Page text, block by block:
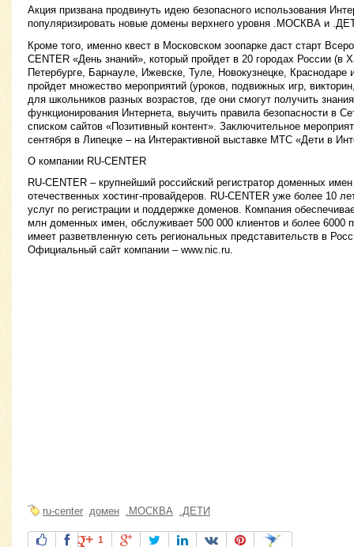
Акция призвана продвинуть идею безопасного использования
популяризировать новые домены верхнего уровня .МОСКВА и
Кроме того, именно квест в Московском зоопарке даст старт
CENTER «День знаний», который пройдет в 20 городах России (в
Петербурге, Барнауле, Ижевске, Туле, Новокузнецке,
пройдет множество мероприятий (уроков, подвижных игр,
для школьников разных возрастов, где они смогут получить
функционирования Интернета, выучить правила безопасности в
списком сайтов «Позитивный контент». Заключительное
сентября в Липецке – на Интерактивной выставке МТС «Дети в
О компании RU-CENTER
RU-CENTER – крупнейший российский регистратор доменных
отечественных хостинг-провайдеров. RU-CENTER уже более 10
услуг по регистрации и поддержке доменов. Компания
млн доменных имен, обслуживает 500 000 клиентов и более 6000
имеет разветвленную сеть региональных представительств в
Официальный сайт компании – www.nic.ru.
ru-center домен .МОСКВА .ДЕТИ
1